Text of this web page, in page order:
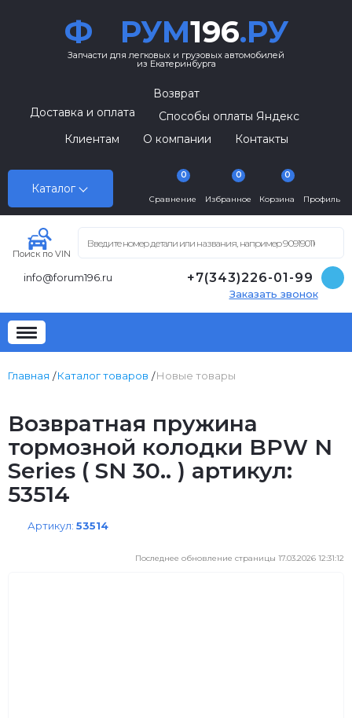
Ф РУМ196.РУ
Запчасти для легковых и грузовых автомобилей
из Екатеринбурга
Каталог
Возврат
Доставка и оплата
Способы оплаты Яндекс
Клиентам
О компании Контакты
Сравнение
0
Избранное
0
Корзина
0
Профиль
Поиск по VIN
info@forum196.ru +7(343)226-01-99
Заказать звонок
Главная Каталог товаров Новые товары
Возвратная пружина
тормозной колодки BPW N
Series ( SN 30.. ) артикул:
53514
Артикул: 53514
Последнее обновление страницы 17.03.2026 12:31:12